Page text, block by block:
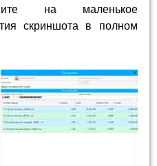
на маленькое
скриншота в полном